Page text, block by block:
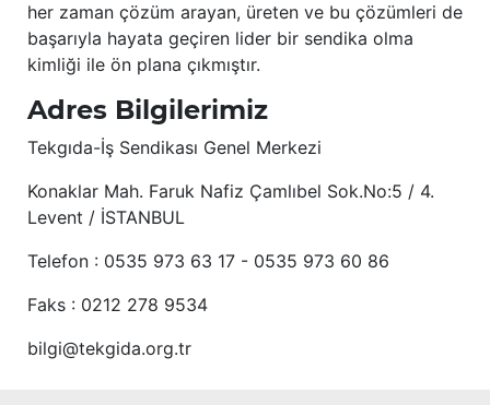
her zaman çözüm arayan, üreten ve bu çözümleri de
başarıyla hayata geçiren lider bir sendika olma
kimliği ile ön plana çıkmıştır.
Adres Bilgilerimiz
Tekgıda-İş Sendikası Genel Merkezi
Konaklar Mah. Faruk Nafiz Çamlıbel Sok.No:5 / 4.
Levent / İSTANBUL
Telefon : 0535 973 63 17 - 0535 973 60 86
Faks : 0212 278 9534
bilgi@tekgida.org.tr